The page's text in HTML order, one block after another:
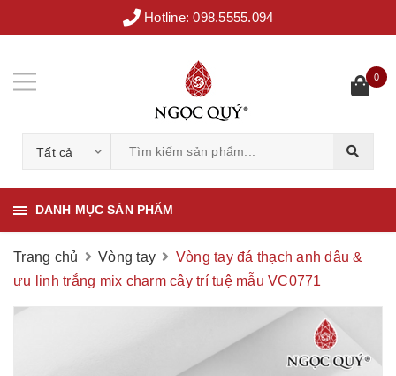
Hotline:098.5555.094
Tất cả
0
DANH MỤC SẢN PHẨM
Trang chủ Vòng tay
Vòng tay đá thạch anh dâu &
ưu linh trắng mix charm cây trí tuệ mẫu VC0771